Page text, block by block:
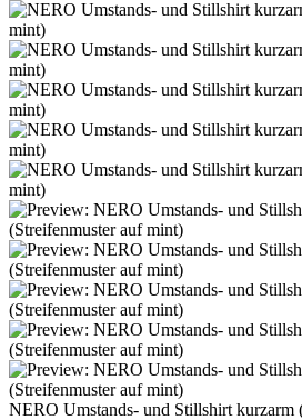
NERO Umstands- und Stillshirt kurzarm